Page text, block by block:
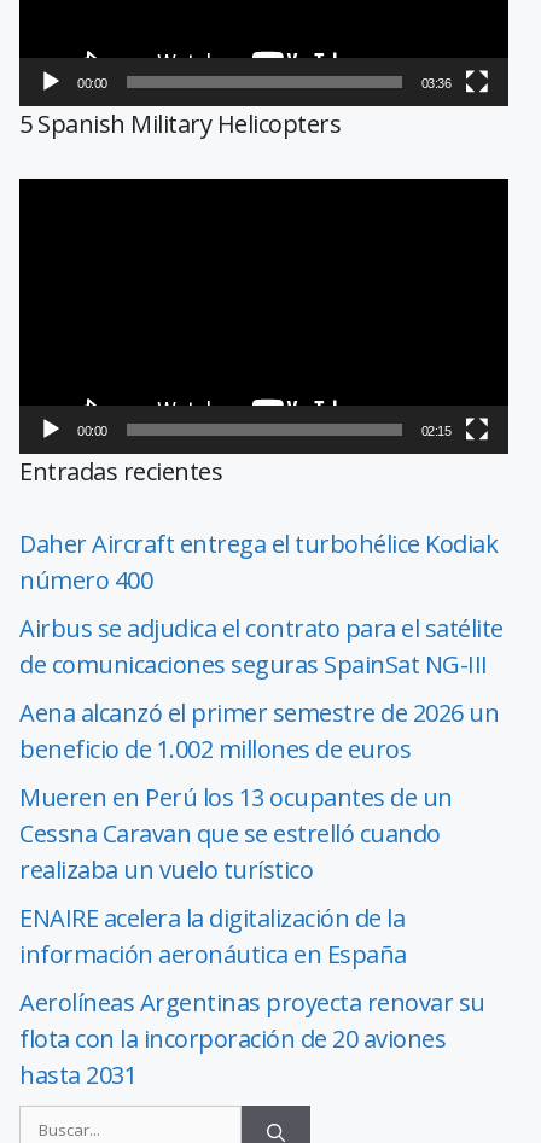
00:00 03:36
5 Spanish Military Helicopters
00:00 02:15
Entradas recientes
Daher Aircraft entrega el turbohélice Kodiak
número 400
Airbus se adjudica el contrato para el satélite
de comunicaciones seguras SpainSat NG-III
Aena alcanzó el primer semestre de 2026 un
beneficio de 1.002 millones de euros
Mueren en Perú los 13 ocupantes de un
Cessna Caravan que se estrelló cuando
realizaba un vuelo turístico
ENAIRE acelera la digitalización de la
información aeronáutica en España
Aerolíneas Argentinas proyecta renovar su
flota con la incorporación de 20 aviones
hasta 2031